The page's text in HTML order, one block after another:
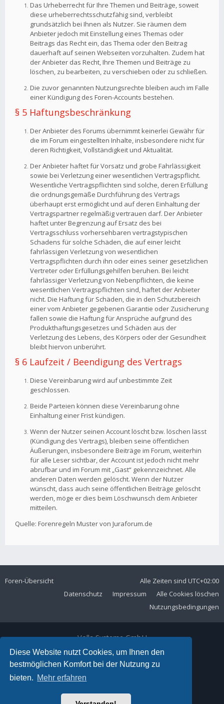
Diese Website nutzt Cookies, um Ihnen den
bestmöglichen Komfort bei der Nutzung zu
bieten. Mehr erfahren
Das Urheberrecht für Ihre Themen und Beiträge, soweit
diese urheberrechtsschutzfähig sind, verbleibt
grundsätzlich bei Ihnen als Nutzer. Sie räumen dem
Anbieter jedoch mit Einstellung eines Themas oder
Beitrags das Recht ein, das Thema oder den Beitrag
dauerhaft auf seinen Webseiten vorzuhalten. Zudem hat
der Anbieter das Recht, Ihre Themen und Beiträge zu
löschen, zu bearbeiten, zu verschieben oder zu schließen.
Die zuvor genannten Nutzungsrechte bleiben auch im Falle
einer Kündigung des Foren-Accounts bestehen.
§ 5 Haftungsbeschränkung
Der Anbieter des Forums übernimmt keinerlei Gewähr für
die im Forum eingestellten Inhalte, insbesondere nicht für
deren Richtigkeit, Vollständigkeit und Aktualität.
Der Anbieter haftet für Vorsatz und grobe Fahrlässigkeit
sowie bei Verletzung einer wesentlichen Vertragspflicht.
Wesentliche Vertragspflichten sind solche, deren Erfüllung
die ordnungsgemäße Durchführung des Vertrags
überhaupt erst ermöglicht und auf deren Einhaltung der
Vertragspartner regelmäßig vertrauen darf. Der Anbieter
haftet unter Begrenzung auf Ersatz des bei
Vertragsschluss vorhersehbaren vertragstypischen
Schadens für solche Schäden, die auf einer leicht
fahrlässigen Verletzung von wesentlichen
Vertragspflichten durch ihn oder eines seiner gesetzlichen
Vertreter oder Erfüllungsgehilfen beruhen. Bei leicht
fahrlässiger Verletzung von Nebenpflichten, die keine
wesentlichen Vertragspflichten sind, haftet der Anbieter
nicht. Die Haftung für Schäden, die in den Schutzbereich
einer vom Anbieter gegebenen Garantie oder Zusicherung
fallen sowie die Haftung für Ansprüche aufgrund des
Produkthaftungsgesetzes und Schäden aus der
Verletzung des Lebens, des Körpers oder der Gesundheit
bleibt hiervon unberührt.
§ 6 Laufzeit / Beendigung des Vertrags
Diese Vereinbarung wird auf unbestimmte Zeit
geschlossen.
Beide Parteien können diese Vereinbarung ohne
Einhaltung einer Frist kündigen.
Wenn der Nutzer seinen Account löscht bzw. löschen lässt
(Kündigung des Vertrags), bleiben seine öffentlichen
Äußerungen, insbesondere Beiträge im Forum, weiterhin
für alle Leser sichtbar, der Account ist jedoch nicht mehr
abrufbar und im Forum mit „Gast“ gekennzeichnet. Alle
anderen Daten werden gelöscht. Wenn der Nutzer
wünscht, dass auch seine öffentlichen Beiträge gelöscht
werden, möge er dies beim Löschwunsch dem Anbieter
mitteilen.
Quelle: Forenregeln Muster von Juraforum.de
Foren-Übersicht Alle Zeiten sind UTC+02:00
Alle Cookies löschen
Impressum
Datenschutz
Nutzungsbedingungen
Volla Systeme GmbH
Kölner Straße 102
42897 Remscheid
Telefon:+49 2191 59897 61
E-Mail: